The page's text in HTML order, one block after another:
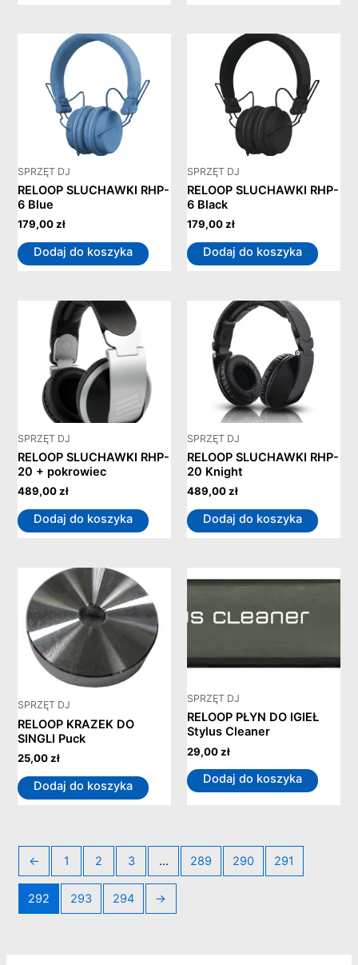
SPRZĘT DJ
RELOOP SLUCHAWKI RHP-
6 Blue
179,00zł
Dodaj do koszyka
SPRZĘT DJ
RELOOP SLUCHAWKI RHP-
6 Black
179,00zł
Dodaj do koszyka
SPRZĘT DJ
RELOOP SLUCHAWKI RHP-
20 + pokrowiec
489,00zł
Dodaj do koszyka
SPRZĘT DJ
RELOOP SLUCHAWKI RHP-
20 Knight
489,00zł
Dodaj do koszyka
SPRZĘT DJ
RELOOP KRAZEK DO
SINGLI Puck
25,00zł
Dodaj do koszyka
SPRZĘT DJ
RELOOP PŁYN DO IGIEŁ
Stylus Cleaner
29,00zł
Dodaj do koszyka
← 1 2 3 … 289 290 291
292 293 294 →